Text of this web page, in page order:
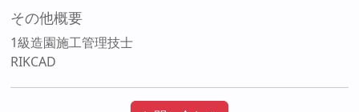
その他概要
1級造園施工管理技士
RIKCAD